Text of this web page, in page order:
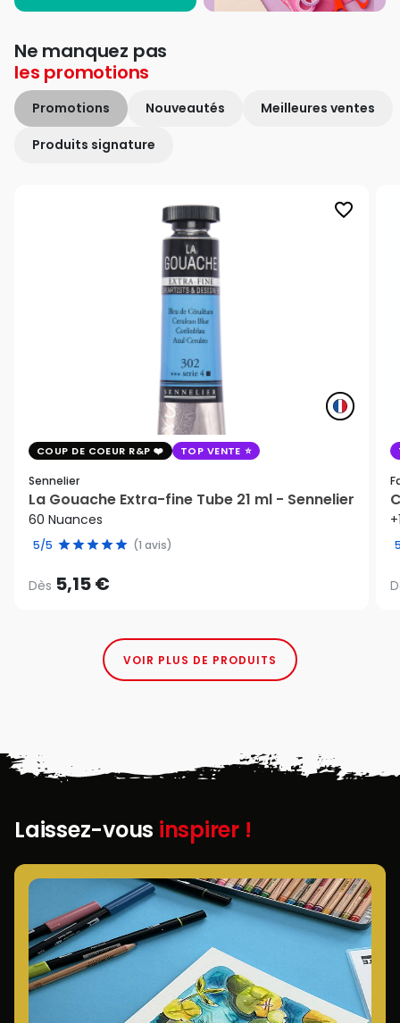
Ne manquez pas
les promotions
Promotions Nouveautés Meilleures ventes
Produits signature
favorite_border
COUP DE COEUR R&P TOP VENTE
Sennelier
La Gouache Extra-fine Tube 21 ml - Sennelier
60 Nuances
5/5 (1 avis)
Dès 5,15 €
VOIR PLUS DE PRODUITS
Laissez-vous inspirer !